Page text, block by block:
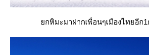
กหิมะมาฝากเพื่อนๆเมืองไทยอีก1